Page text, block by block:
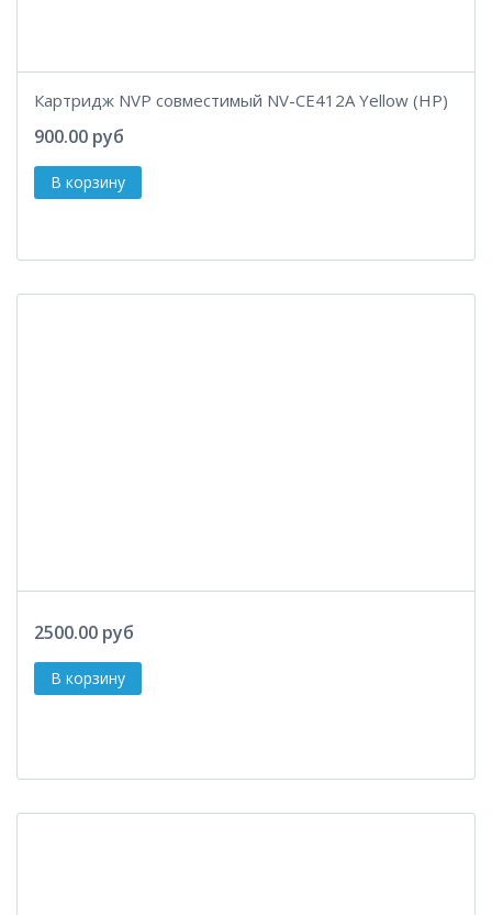
Картридж NVP совместимый NV-CE412A Yellow (HP)
900.00 руб
2500.00 руб